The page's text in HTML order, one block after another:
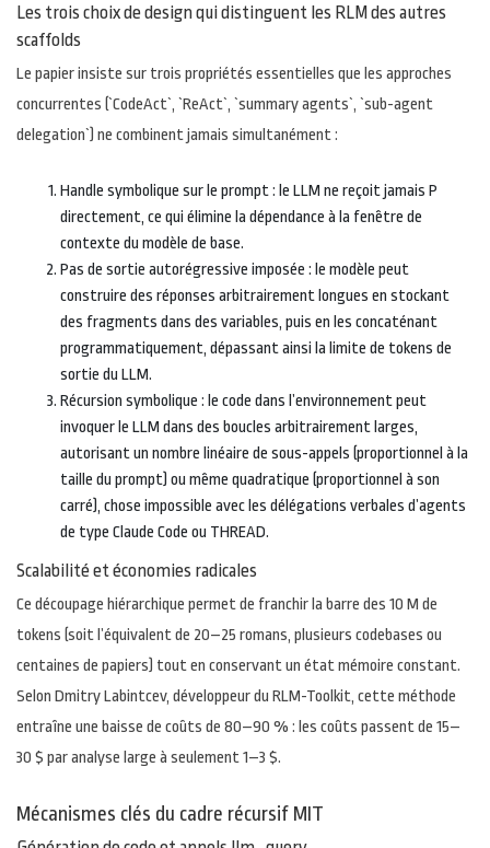
Les trois choix de design qui distinguent les RLM des autres
scaffolds
Le papier insiste sur trois propriétés essentielles que les approches
concurrentes (`CodeAct`, `ReAct`, `summary agents`, `sub-agent
delegation`) ne combinent jamais simultanément :
Handle symbolique sur le prompt : le LLM ne reçoit jamais P
directement, ce qui élimine la dépendance à la fenêtre de
contexte du modèle de base.
Pas de sortie autorégressive imposée : le modèle peut
construire des réponses arbitrairement longues en stockant
des fragments dans des variables, puis en les concaténant
programmatiquement, dépassant ainsi la limite de tokens de
sortie du LLM.
Récursion symbolique : le code dans l’environnement peut
invoquer le LLM dans des boucles arbitrairement larges,
autorisant un nombre linéaire de sous-appels (proportionnel à la
taille du prompt) ou même quadratique (proportionnel à son
carré), chose impossible avec les délégations verbales d’agents
de type Claude Code ou THREAD.
Scalabilité et économies radicales
Ce découpage hiérarchique permet de franchir la barre des 10 M de
tokens (soit l’équivalent de 20–25 romans, plusieurs codebases ou
centaines de papiers) tout en conservant un état mémoire constant.
Selon Dmitry Labintcev, développeur du RLM-Toolkit, cette méthode
entraîne une baisse de coûts de 80–90 % : les coûts passent de 15–
30 $ par analyse large à seulement 1–3 $.
Mécanismes clés du cadre récursif MIT